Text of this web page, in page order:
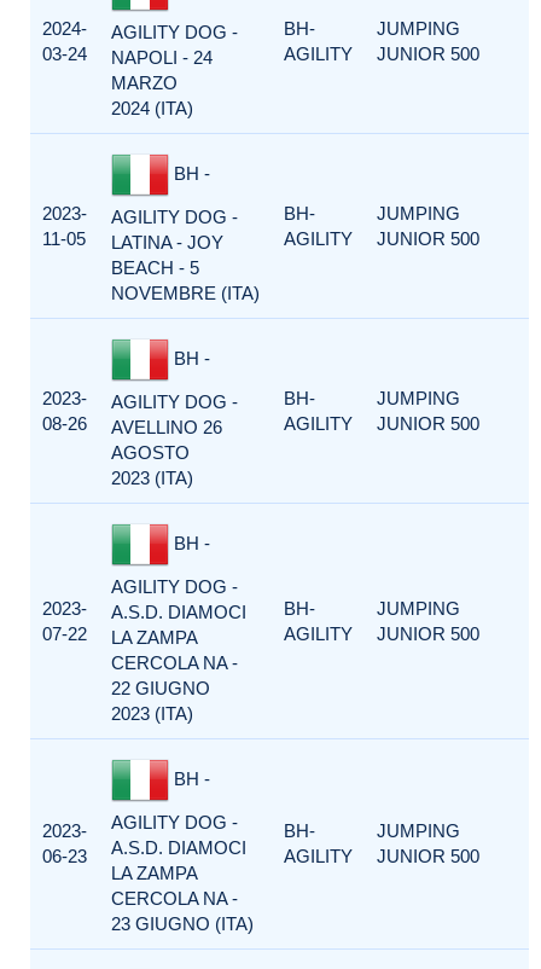
2024-
03-24
AGILITY DOG -
NAPOLI - 24
MARZO
2024 (ITA)
BH-
AGILITY
JUMPING
JUNIOR 500
2023-
11-05
BH -
AGILITY DOG -
LATINA - JOY
BEACH - 5
NOVEMBRE (ITA)
BH-
AGILITY
JUMPING
JUNIOR 500
2023-
08-26
BH -
AGILITY DOG -
AVELLINO 26
AGOSTO
2023 (ITA)
BH-
AGILITY
JUMPING
JUNIOR 500
2023-
07-22
BH -
AGILITY DOG -
A.S.D. DIAMOCI
LA ZAMPA
CERCOLA NA -
22 GIUGNO
2023 (ITA)
BH-
AGILITY
JUMPING
JUNIOR 500
2023-
06-23
BH -
AGILITY DOG -
A.S.D. DIAMOCI
LA ZAMPA
CERCOLA NA -
23 GIUGNO (ITA)
BH-
AGILITY
JUMPING
JUNIOR 500